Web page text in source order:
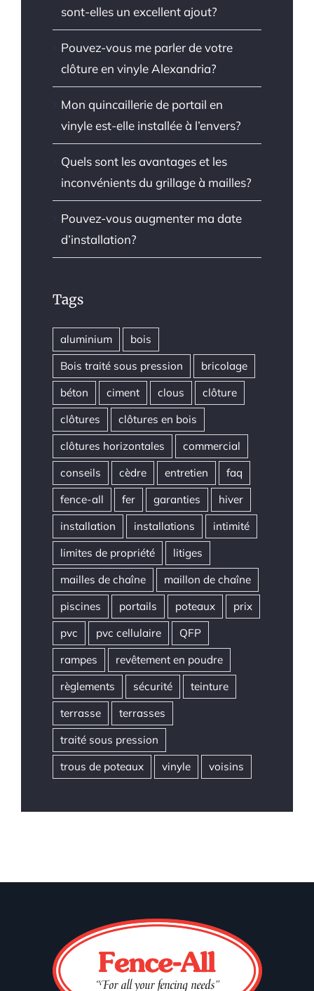
sont-elles un excellent ajout?
Pouvez-vous me parler de votre
clôture en vinyle Alexandria?
Mon quincaillerie de portail en
vinyle est-elle installée à l’envers?
Quels sont les avantages et les
inconvénients du grillage à mailles?
Pouvez-vous augmenter ma date
d’installation?
Tags
aluminium
bois
Bois traité sous pression
bricolage
béton
ciment clous
clôture
clôtures
clôtures en bois
clôtures horizontales
commercial
conseils
cèdre entretien
faq
fence-all
fer garanties
hiver
installation
installations
intimité
limites de propriété
litiges
mailles de chaîne
maillon de chaîne
piscines
portails poteaux
prix
pvc
pvc cellulaire
QFP
rampes
revêtement en poudre
règlements
sécurité
teinture
terrasse
terrasses
traité sous pression
trous de poteaux
vinyle voisins